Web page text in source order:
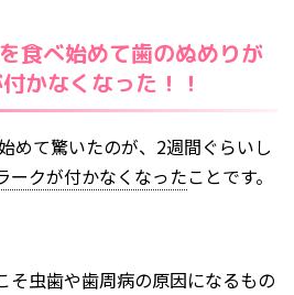
食べ始めて歯のぬめりが
かなくなった！！
めて驚いたのが、2週間ぐらいし
ークが付かなくなったことです。
そ虫歯や歯周病の原因になるもの